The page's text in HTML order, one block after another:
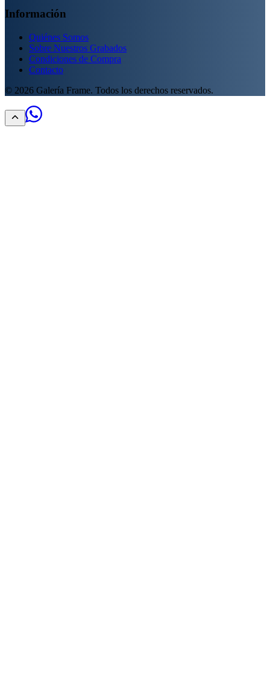
Información
Quiénes Somos
Sobre Nuestros Grabados
Condiciones de Compra
Contacto
© 2026 Galería Frame. Todos los derechos reservados.